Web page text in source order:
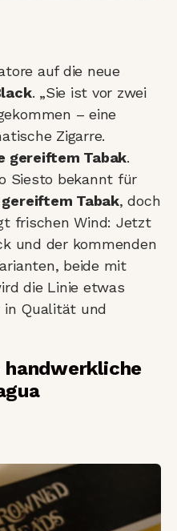
auf die neue
. „Sie ist vor zwei
– eine
Zigarre.
gereiftem Tabak.
Siesto bekannt für
Tabak, doch
frischen Wind: Jetzt
und der kommenden
beide mit
die Linie etwas
in Qualität und
handwerkliche